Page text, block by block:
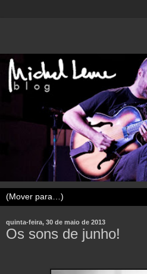
quinta-feira, 30 de maio de 2013
Os sons de junho!